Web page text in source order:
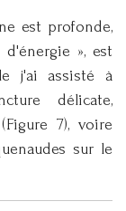
est profonde,
», est
j'ai assisté à
délicate,
7), voire
sur le